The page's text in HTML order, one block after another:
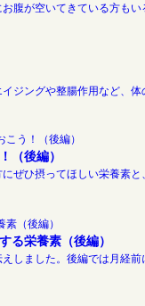
腹が空いてきている方も
ジングや整腸作用など、
（後編）
ぜひ摂ってほしい栄養
る栄養素（後編）
しました。後編では月